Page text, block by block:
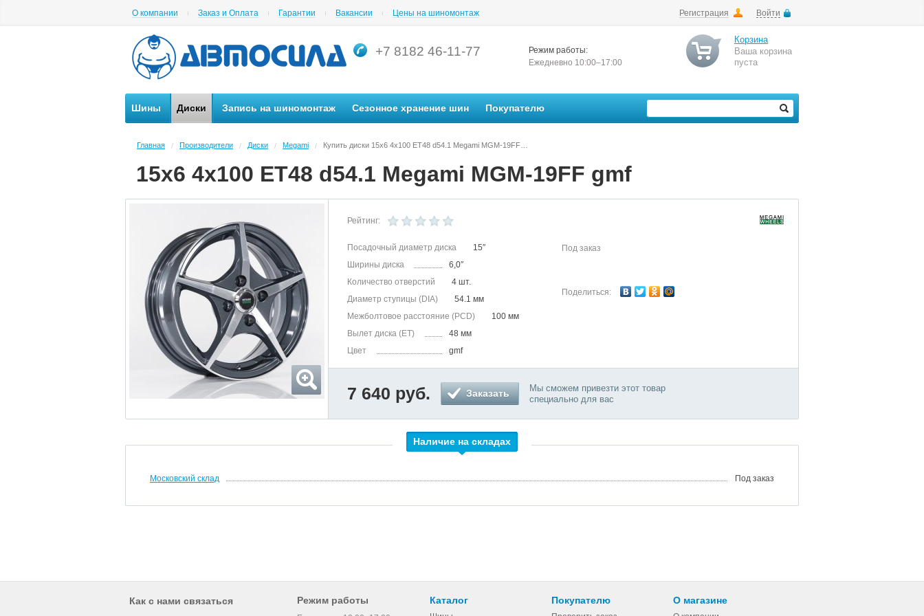
Регистрация Войти
О компании Заказ и Оплата Гарантии Вакансии Цены на шиномонтаж
+7 8182 46-11-77
Режим работы:
Ежедневно 10:00–17:00
Корзина
Ваша корзина
пуста
Шины Диски Запись на шиномонтаж Сезонное хранение шин Покупателю
Главная / Производители / Диски / Megami /
15x6 4x100 ET48 d54.1 Megami MGM-19FF gmf
Рейтинг:
Посадочный диаметр диска
15″
Ширины диска
6,0″
Количество отверстий
4 шт.
Диаметр ступицы (DIA)
54.1 мм
Межболтовое расстояние (PCD)
100 мм
Вылет диска (ET)
48 мм
Цвет
gmf
Под заказ
Поделиться:
7 640 руб. Заказать
Мы сможем привезти этот товар
специально для вас
Наличие на складах
Московский склад Под заказ
Как с нами связаться Режим работы Каталог Покупателю О магазине